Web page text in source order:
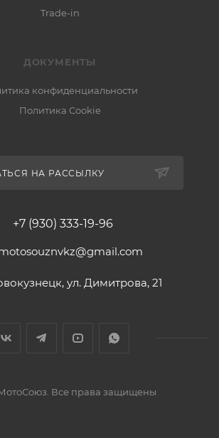
Trade-in
ДОКУМЕНТЫ
конфиденциальности
Политика Cookie
НА РАССЫЛКУ
+7 (930) 333-19-96
ул. Димитрова, 21
Все права защищены